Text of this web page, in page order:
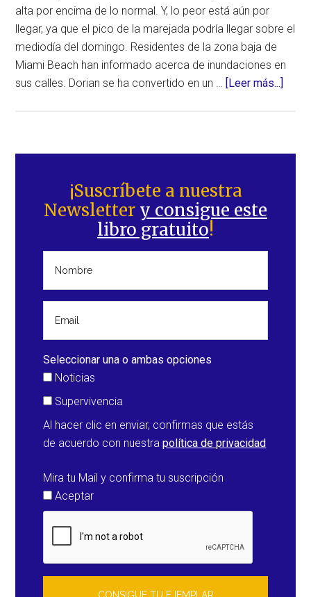
alta por encima de lo normal. Y, lo peor está aún por
llegar, ya que el pico de la marejada podría llegar sobre el
mediodía del domingo. Residentes de la zona baja de
Miami Beach han informado acerca de inundaciones en
sus calles. Dorian se ha convertido en un … [Leer más...]
antes
lateral
principal
¡Suscríbete a nuestra
Newsletter y consigue este
libro gratuito!
Seleccionar una o ambas opciones
Noticias
Supervivencia
Al hacer clic en enviar, confirmas que estás
de acuerdo con nuestrapolítica de privacidad
Mira tu Mail y confirma tu suscripción
Aceptar